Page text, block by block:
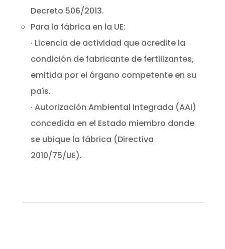
Decreto 506/2013.
Para la fábrica en la UE:
· Licencia de actividad que acredite la
condición de fabricante de fertilizantes,
emitida por el órgano competente en su
país.
· Autorización Ambiental Integrada (AAI)
concedida en el Estado miembro donde
se ubique la fábrica (Directiva
2010/75/UE).